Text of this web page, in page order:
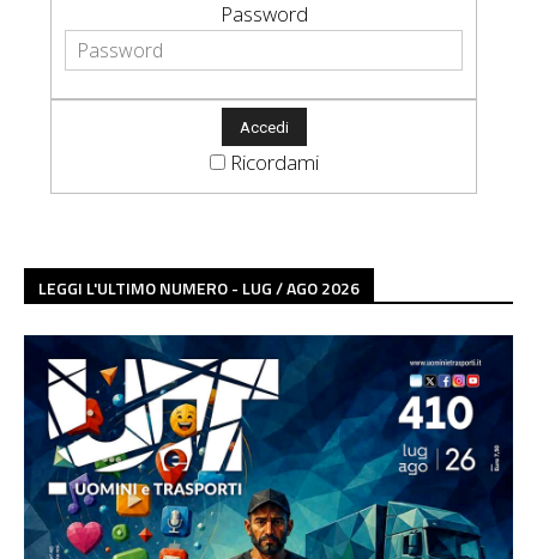
Password
Ricordami
LEGGI L'ULTIMO NUMERO - LUG / AGO 2026